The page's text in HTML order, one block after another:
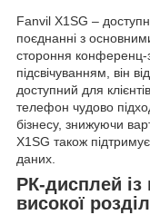
Fanvil X1SG –
поєднанні з
стороння конференц-
підсвічуванням, він
доступний для
телефон чудово
бізнесу, знижуючи
X1SG також
даних.
РК-дисплей із
високої